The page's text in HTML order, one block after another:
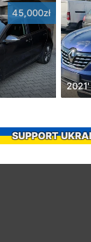
45,000zł
SUPPORT